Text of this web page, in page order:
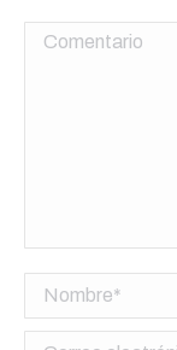
Comentario
Nombre *
Correo electrónico